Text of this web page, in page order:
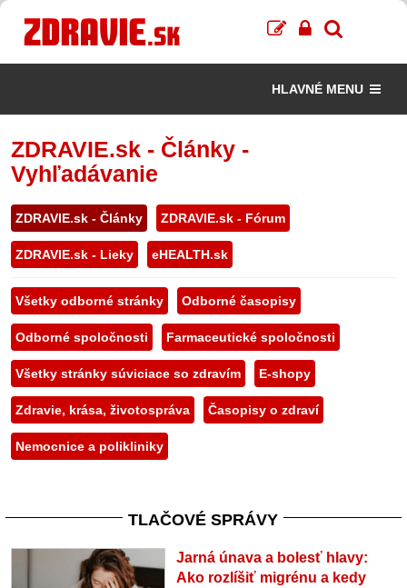
HLAVNÉ MENU
ZDRAVIE.sk - Články -
Vyhľadávanie
ZDRAVIE.sk - Články ZDRAVIE.sk - Fórum
ZDRAVIE.sk - Lieky eHEALTH.sk
Všetky odborné stránky Odborné časopisy
Odborné spoločnosti Farmaceutické spoločnosti
Všetky stránky súviciace so zdravím E-shopy
Zdravie, krása, životospráva Časopisy o zdraví
Nemocnice a polikliniky
TLAČOVÉ SPRÁVY
Jarná únava a bolesť hlavy:
Ako rozlíšiť migrénu a kedy